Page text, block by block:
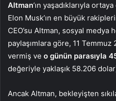
Altman‘ın yaşadıklarıyla
Elon Musk’ın en büyük
CEO’su Altman, sosyal medya
paylaşımlara göre, 11
vermiş ve o günün parasıyla
değeriyle yaklaşık 58.206
Ancak Altman, bekleyişten